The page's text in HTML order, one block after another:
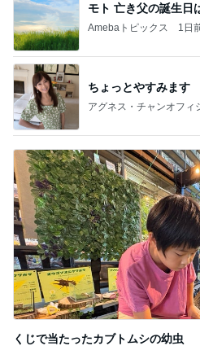
モト 亡き父の誕生日
Amebaトピックス 1日
ちょっとやすみます
アグネス・チャンオフィ
くじで当たったカブトムシの幼虫